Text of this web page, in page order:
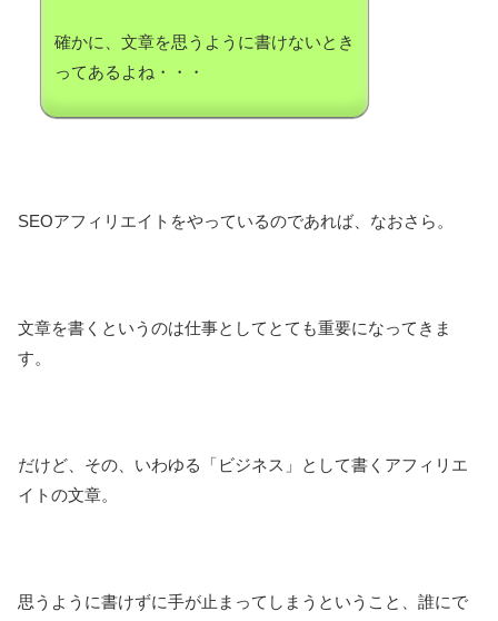
確かに、文章を思うように書けないとき
ってあるよね・・・
SEOアフィリエイトをやっているのであれば、なおさら。
文章を書くというのは仕事としてとても重要になってきま
す。
だけど、その、いわゆる「ビジネス」として書くアフィリエ
イトの文章。
思うように書けずに手が止まってしまうということ、誰にで